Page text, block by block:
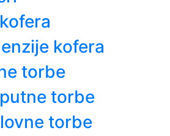
kofera
torbe
torbe
torbe